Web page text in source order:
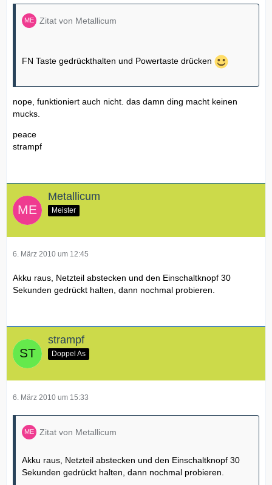
Zitat von Metallicum
FN Taste gedrückthalten und Powertaste drücken
nope, funktioniert auch nicht. das damn ding macht keinen
mucks.
peace
strampf
Metallicum
Meister
6. März 2010 um 12:45
Akku raus, Netzteil abstecken und den Einschaltknopf 30
Sekunden gedrückt halten, dann nochmal probieren.
strampf
Doppel As
6. März 2010 um 15:33
Zitat von Metallicum
Akku raus, Netzteil abstecken und den Einschaltknopf 30
Sekunden gedrückt halten, dann nochmal probieren.